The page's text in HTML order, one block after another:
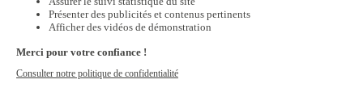
24,99 €